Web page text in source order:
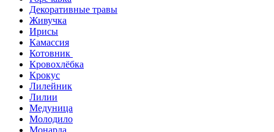
Декоративные травы
Живучка
Ирисы
Камассия
Котовник
Кровохлёбка
Крокус
Лилейник
Лилии
Медуница
Молодило